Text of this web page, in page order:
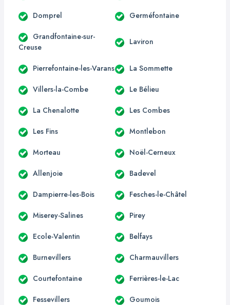
Domprel Germéfontaine
Grandfontaine-sur-
Creuse
Laviron
Pierrefontaine-les-Varans La Sommette
Villers-la-Combe Le Bélieu
La Chenalotte Les Combes
Les Fins Montlebon
Morteau Noël-Cerneux
Allenjoie Badevel
Dampierre-les-Bois Fesches-le-Châtel
Miserey-Salines Pirey
Ecole-Valentin Belfays
Burnevillers Charmauvillers
Courtefontaine Ferrières-le-Lac
Fessevillers Goumois